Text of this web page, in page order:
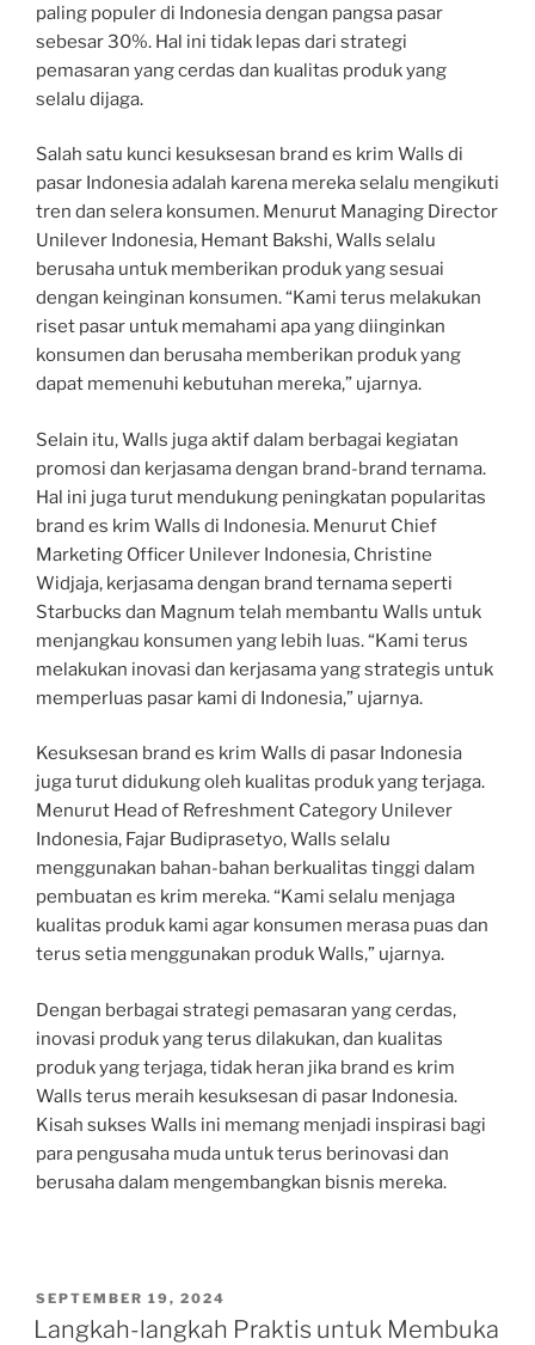
paling populer di Indonesia dengan pangsa pasar
sebesar 30%. Hal ini tidak lepas dari strategi
pemasaran yang cerdas dan kualitas produk yang
selalu dijaga.
Salah satu kunci kesuksesan brand es krim Walls di
pasar Indonesia adalah karena mereka selalu mengikuti
tren dan selera konsumen. Menurut Managing Director
Unilever Indonesia, Hemant Bakshi, Walls selalu
berusaha untuk memberikan produk yang sesuai
dengan keinginan konsumen. “Kami terus melakukan
riset pasar untuk memahami apa yang diinginkan
konsumen dan berusaha memberikan produk yang
dapat memenuhi kebutuhan mereka,” ujarnya.
Selain itu, Walls juga aktif dalam berbagai kegiatan
promosi dan kerjasama dengan brand-brand ternama.
Hal ini juga turut mendukung peningkatan popularitas
brand es krim Walls di Indonesia. Menurut Chief
Marketing Officer Unilever Indonesia, Christine
Widjaja, kerjasama dengan brand ternama seperti
Starbucks dan Magnum telah membantu Walls untuk
menjangkau konsumen yang lebih luas. “Kami terus
melakukan inovasi dan kerjasama yang strategis untuk
memperluas pasar kami di Indonesia,” ujarnya.
Kesuksesan brand es krim Walls di pasar Indonesia
juga turut didukung oleh kualitas produk yang terjaga.
Menurut Head of Refreshment Category Unilever
Indonesia, Fajar Budiprasetyo, Walls selalu
menggunakan bahan-bahan berkualitas tinggi dalam
pembuatan es krim mereka. “Kami selalu menjaga
kualitas produk kami agar konsumen merasa puas dan
terus setia menggunakan produk Walls,” ujarnya.
Dengan berbagai strategi pemasaran yang cerdas,
inovasi produk yang terus dilakukan, dan kualitas
produk yang terjaga, tidak heran jika brand es krim
Walls terus meraih kesuksesan di pasar Indonesia.
Kisah sukses Walls ini memang menjadi inspirasi bagi
para pengusaha muda untuk terus berinovasi dan
berusaha dalam mengembangkan bisnis mereka.
POSTED
ON
SEPTEMBER 19, 2024
Langkah-langkah Praktis untuk Membuka